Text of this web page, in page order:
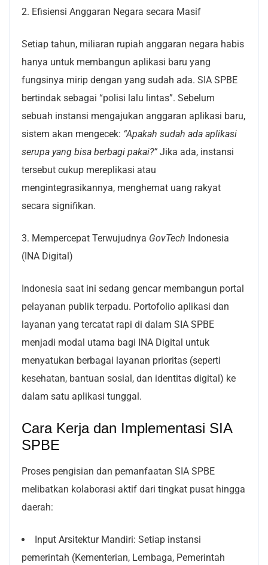
2. Efisiensi Anggaran Negara secara Masif
Setiap tahun, miliaran rupiah anggaran negara habis
hanya untuk membangun aplikasi baru yang
fungsinya mirip dengan yang sudah ada. SIA SPBE
bertindak sebagai “polisi lalu lintas”. Sebelum
sebuah instansi mengajukan anggaran aplikasi baru,
sistem akan mengecek: “Apakah sudah ada aplikasi
serupa yang bisa berbagi pakai?” Jika ada, instansi
tersebut cukup mereplikasi atau
mengintegrasikannya, menghemat uang rakyat
secara signifikan.
3. Mempercepat Terwujudnya GovTech Indonesia
(INA Digital)
Indonesia saat ini sedang gencar membangun portal
pelayanan publik terpadu. Portofolio aplikasi dan
layanan yang tercatat rapi di dalam SIA SPBE
menjadi modal utama bagi INA Digital untuk
menyatukan berbagai layanan prioritas (seperti
kesehatan, bantuan sosial, dan identitas digital) ke
dalam satu aplikasi tunggal.
Cara Kerja dan Implementasi SIA
SPBE
Proses pengisian dan pemanfaatan SIA SPBE
melibatkan kolaborasi aktif dari tingkat pusat hingga
daerah:
Input Arsitektur Mandiri: Setiap instansi
pemerintah (Kementerian, Lembaga, Pemerintah